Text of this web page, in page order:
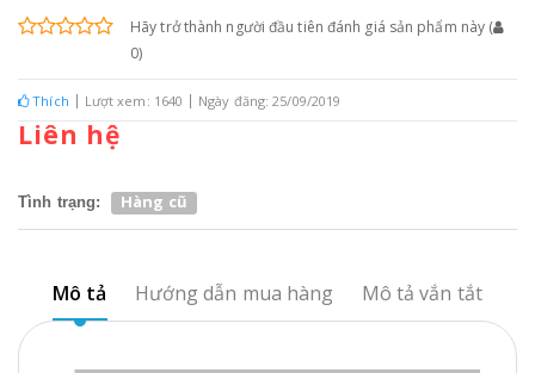
Hãy trở thành người đầu tiên đánh giá sản phẩm này (
0)
Thích Lượt xem: 1640 Ngày đăng: 25/09/2019
Liên hệ
Tình trạng: Hàng cũ
Mô tả Hướng dẫn mua hàng Mô tả vắn tắt